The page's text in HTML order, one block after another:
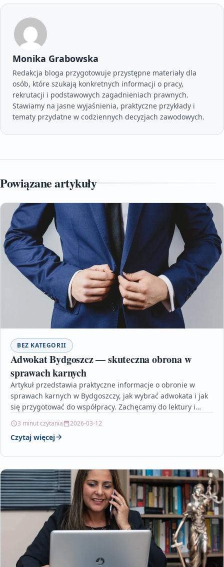
Monika Grabowska
Redakcja bloga przygotowuje przystępne materiały dla
osób, które szukają konkretnych informacji o pracy,
rekrutacji i podstawowych zagadnieniach prawnych.
Stawiamy na jasne wyjaśnienia, praktyczne przykłady i
tematy przydatne w codziennych decyzjach zawodowych.
Powiązane artykuły
BEZ KATEGORII
Adwokat Bydgoszcz — skuteczna obrona w
sprawach karnych
Artykuł przedstawia praktyczne informacje o obronie w
sprawach karnych w Bydgoszczy, jak wybrać adwokata i jak
się przygotować do współpracy. Zachęcamy do lektury i…
3 minut czytania 2026-03-12
Czytaj więcej